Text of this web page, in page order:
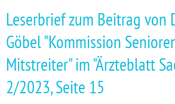
Leserbrief zum Beitrag von
Göbel "Kommission
Mitstreiter" im "Ärzteblatt
2/2023, Seite 15